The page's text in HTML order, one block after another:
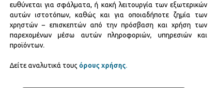
ευθύνεται για σφάλματα, ή κακή λειτουργία των εξωτερικών
αυτών ιστοτόπων, καθώς και για οποιαδήποτε ζημία των
χρηστών – επισκεπτών από την πρόσβαση και χρήση των
παρεχομένων μέσω αυτών πληροφοριών, υπηρεσιών και
προϊόντων.
Δείτε αναλυτικά τους όρους χρήσης.